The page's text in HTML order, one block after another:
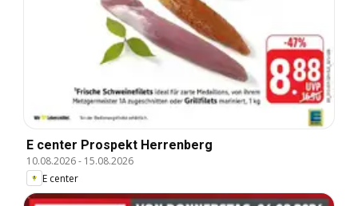
E center Prospekt Herrenberg
10.08.2026- 15.08.2026
E center